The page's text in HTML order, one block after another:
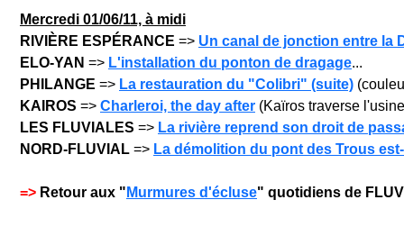
Mercred i 01/06/11, à midi
RIVIÈRE ESPÉRANCE => Un canal de jonction entre la
ELO-YAN => L'installation du ponton de dragage...
PHILANGE => La restauration du "Colibri" (suite)
KAIROS => Charleroi, the day after (Kaïros traverse
LES FLUVIALES => La rivière reprend son droit de
NORD-FLUVIAL => La démolition du pont des Trous
=> Retour aux " Murmures d'écluse" quotidiens de